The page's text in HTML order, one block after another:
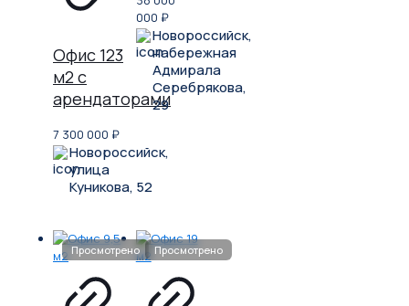
Офис 123
м2 с
арендаторами
7 300 000 ₽
Новороссийск,
улица
Куникова, 52
000 ₽
Новороссийск,
набережная
Адмирала
Серебрякова,
29